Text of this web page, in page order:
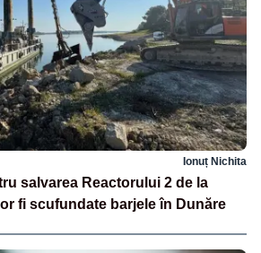
Ionuț Nichita
salvarea Reactorului 2 de la
fi scufundate barjele în Dunăre